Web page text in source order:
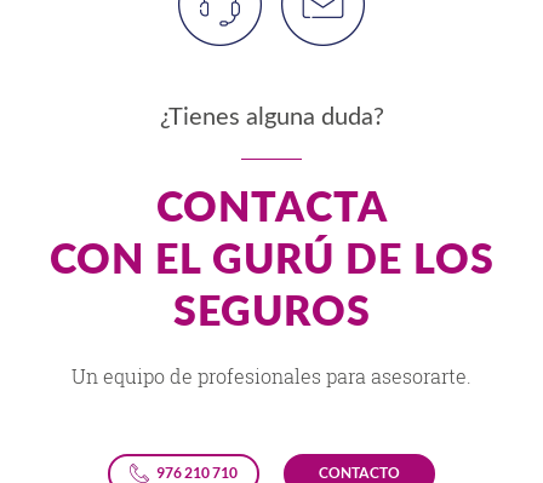
¿Tienes alguna duda?
CONTACTA
CON EL GURÚ DE LOS
SEGUROS
Un equipo de profesionales para asesorarte.
976 210 710 CONTACTO